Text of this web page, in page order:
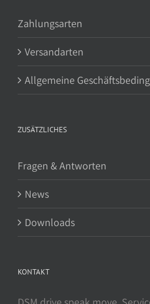
Zahlungsarten
Versandarten
Allgemeine
ZUSÄTZLICHES
Fragen & Antworten
News
Downloads
KONTAKT